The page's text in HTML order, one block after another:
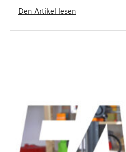
Den Artikel lesen